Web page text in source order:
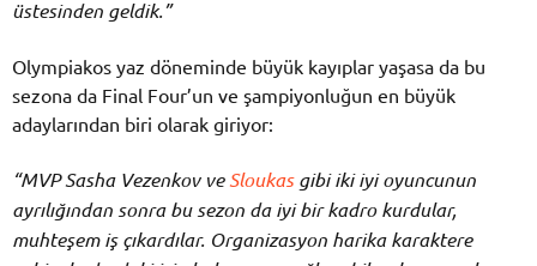
üstesinden geldik.”
Olympiakos yaz döneminde büyük kayıplar yaşasa da bu
sezona da Final Four’un ve şampiyonluğun en büyük
adaylarından biri olarak giriyor:
“MVP Sasha Vezenkov veSloukasgibi iki iyi oyuncunun
ayrılığından sonra bu sezon da iyi bir kadro kurdular,
muhteşem iş çıkardılar. Organizasyon harika karaktere